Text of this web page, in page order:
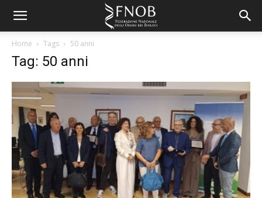
Home Tags 50 anni
Tag: 50 anni